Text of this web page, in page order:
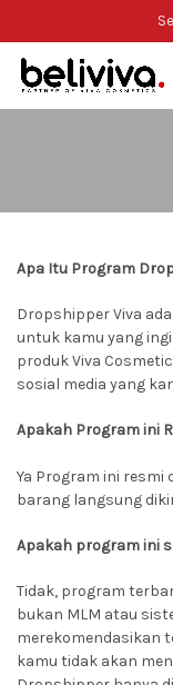
Apa Itu Program
Dropshipper Viva
untuk kamu yang
produk Viva
sosial media yang
Apakah Program ini
Ya Program ini resmi
barang langsung
Apakah program ini
Tidak, program
bukan MLM atau
merekomendasikan
kamu tidak akan